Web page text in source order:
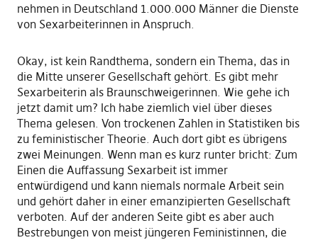
nehmen in Deutschland 1.000.000 Männer die Dienste
von Sexarbeiterinnen in Anspruch.
Okay, ist kein Randthema, sondern ein Thema, das in
die Mitte unserer Gesellschaft gehört. Es gibt mehr
Sexarbeiterin als Braunschweigerinnen. Wie gehe ich
jetzt damit um? Ich habe ziemlich viel über dieses
Thema gelesen. Von trockenen Zahlen in Statistiken bis
zu feministischer Theorie. Auch dort gibt es übrigens
zwei Meinungen. Wenn man es kurz runter bricht: Zum
Einen die Auffassung Sexarbeit ist immer
entwürdigend und kann niemals normale Arbeit sein
und gehört daher in einer emanzipierten Gesellschaft
verboten. Auf der anderen Seite gibt es aber auch
Bestrebungen von meist jüngeren Feministinnen, die